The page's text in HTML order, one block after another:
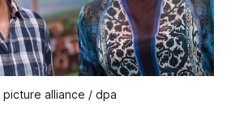
alliance / dpa